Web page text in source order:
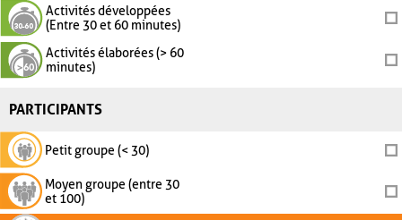
Activités développées
(Entre 30 et 60 minutes)
Activités élaborées (> 60
minutes)
PARTICIPANTS
Petit groupe (< 30)
Moyen groupe (entre 30
et 100)